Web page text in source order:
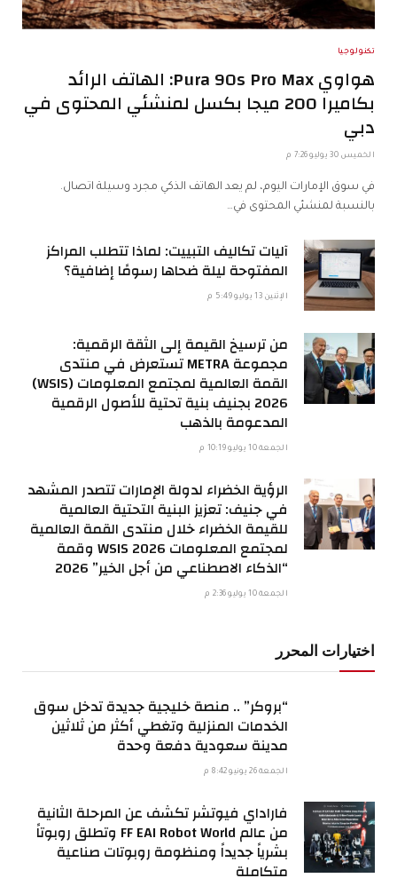
تكنولوجيا
هواوي Pura 90s Pro Max: الهاتف الرائد
بكاميرا 200 ميجا بكسل لمنشئي المحتوى في
دبي
الخميس 30 يوليو 7:26 م
في سوق الإمارات اليوم، لم يعد الهاتف الذكي مجرد وسيلة اتصال.
بالنسبة لمنشئي المحتوى في…
آليات تكاليف التبييت: لماذا تتطلب المراكز
المفتوحة ليلة ضحاها رسومًا إضافية؟
الإثنين 13 يوليو 5:49 م
من ترسيخ القيمة إلى الثقة الرقمية:
مجموعة METRA تستعرض في منتدى
القمة العالمية لمجتمع المعلومات (WSIS)
2026 بجنيف بنية تحتية للأصول الرقمية
المدعومة بالذهب
الجمعة 10 يوليو 10:19 م
الرؤية الخضراء لدولة الإمارات تتصدر المشهد
في جنيف: تعزيز البنية التحتية العالمية
للقيمة الخضراء خلال منتدى القمة العالمية
لمجتمع المعلومات WSIS 2026 وقمة
“الذكاء الاصطناعي من أجل الخير” 2026
الجمعة 10 يوليو 2:36 م
اختيارات المحرر
“بروكر” .. منصة خليجية جديدة تدخل سوق
الخدمات المنزلية وتغطي أكثر من ثلاثين
مدينة سعودية دفعة وحدة
الجمعة 26 يونيو 8:42 م
فاراداي فيوتشر تكشف عن المرحلة الثانية
من عالم FF EAI Robot World وتطلق روبوتاً
بشرياً جديداً ومنظومة روبوتات صناعية
متكاملة